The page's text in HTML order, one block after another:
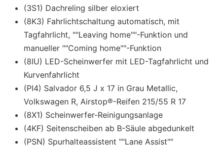
(3S1) Dachreling silber eloxiert
(8K3) Fahrlichtschaltung automatisch, mit
Tagfahrlicht, ""Leaving home""-Funktion und
manueller ""Coming home""-Funktion
(8IU) LED-Scheinwerfer mit LED-Tagfahrlicht und
Kurvenfahrlicht
(PI4) Salvador 6,5 J x 17 in Grau Metallic,
Volkswagen R, Airstop®-Reifen 215/55 R 17
(8X1) Scheinwerfer-Reinigungsanlage
(4KF) Seitenscheiben ab B-Säule abgedunkelt
(PSN) Spurhalteassistent ""Lane Assist""